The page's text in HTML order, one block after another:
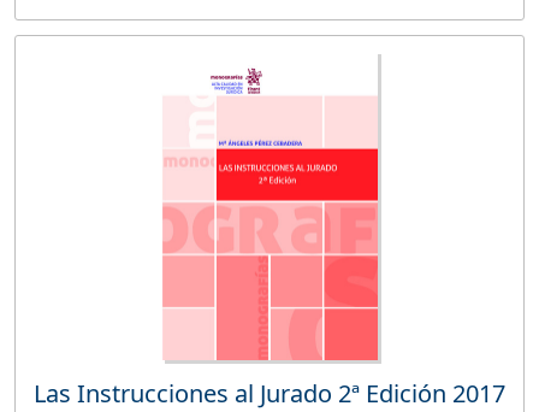
Las Instrucciones al Jurado 2ª Edición 2017